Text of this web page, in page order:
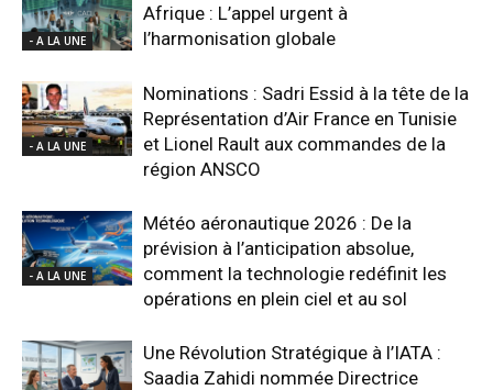
- A LA UNE
Afrique : L’appel urgent à
l’harmonisation globale
- A LA UNE
Nominations : Sadri Essid à la tête de la
Représentation d’Air France en Tunisie
et Lionel Rault aux commandes de la
région ANSCO
- A LA UNE
Météo aéronautique 2026 : De la
prévision à l’anticipation absolue,
comment la technologie redéfinit les
opérations en plein ciel et au sol
Une Révolution Stratégique à l’IATA :
Saadia Zahidi nommée Directrice